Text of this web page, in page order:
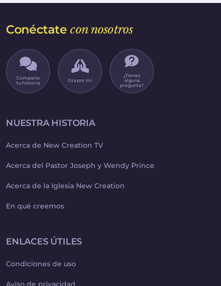
Conéctatecon nosotros
Comparte
tu historia
Ora por mí
¿Tienes
alguna
pregunta?
NUESTRA HISTORIA
Acerca de New Creation TV
Acerca del Pastor Joseph y Wendy Prince
Acerca de la Iglesia New Creation
En qué creemos
ENLACES ÚTILES
Condiciones de uso